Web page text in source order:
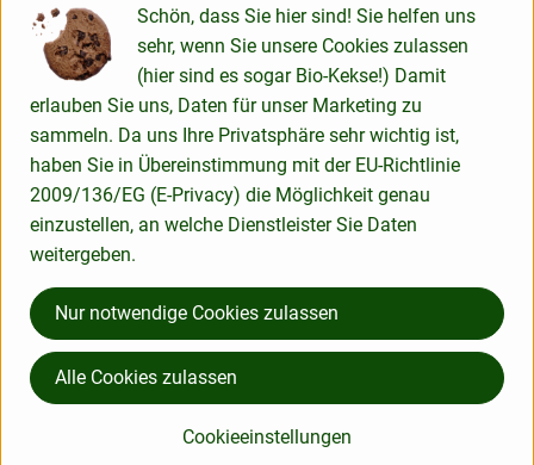
Erster glutenfreier Hersteller Deutschlands
Die Hammermühle ist damit der erste Hersteller glutenfreier
Lebensmittel in Deutschland und
weist als Pionier ein wegbereitendes Knowhow in der
Entwicklung glutenfreier Produkte auf.
Qualitätssicherung im eigenen Labor und IFS-Zertifizierung
Die Hammermühle betreibt ein eigenes Labor zur
Qualitätssicherung und Kontrolle aller hergestellten
Bereichen Glutenanalytik und Sensorik können
die medizinisch und gustatorisch hohen Standards
gewährleistet werden. Die Zertifizierung durch den
IFS-Standard bestätigt die kontinuierliche
Schön, dass Sie hier sind! Sie helfen uns
sehr, wenn Sie unsere Cookies zulassen
(hier sind es sogar Bio-Kekse!) Damit
erlauben Sie uns, Daten für unser Marketing zu
sammeln. Da uns Ihre Privatsphäre sehr wichtig ist,
haben Sie in Übereinstimmung mit der EU-Richtlinie
2009/136/EG (E-Privacy) die Möglichkeit genau
einzustellen, an welche Dienstleister Sie Daten
weitergeben.
Cookieeinstellungen
Nur notwendige Cookies zulassen
Alle Cookies zulassen